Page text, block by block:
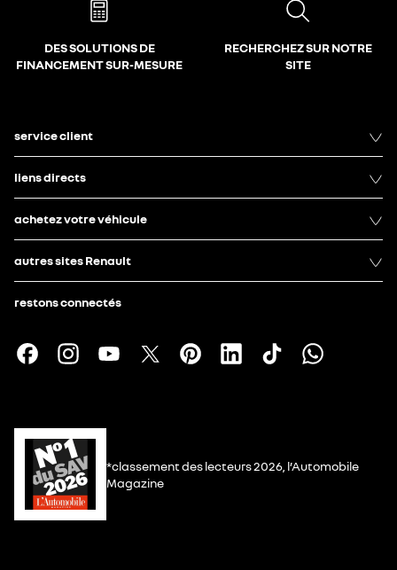
DES SOLUTIONS DE
FINANCEMENT SUR-MESURE
RECHERCHEZ SUR NOTRE
SITE
service client
liens directs
achetez votre véhicule
autres sites Renault
restons connectés
*classement des lecteurs 2026, l’Automobile
Magazine